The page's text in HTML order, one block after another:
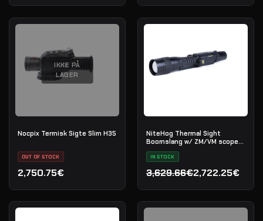
IKKE PÅ
LAGER
Nocpix Termisk Sigte Slim H35
OUT OF STOCK
2,750.75€
NiteHog Thermal Sight
Boomslang w/ ZM/VM scope
mount
IN STOCK
3,629.66€
Den oprindelige pris var:
2,722.25€
Den aktuelle pris er: